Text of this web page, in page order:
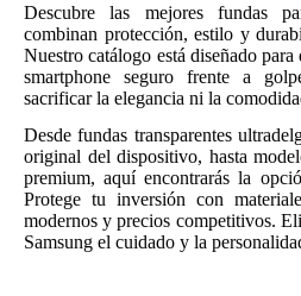
Descubre las mejores fundas
combinan protección, estilo y
Nuestro catálogo está diseñado para
smartphone seguro frente a
sacrificar la elegancia ni la
Desde fundas transparentes
original del dispositivo, hasta
premium, aquí encontrarás la
Protege tu inversión con
modernos y precios competitivos.
Samsung el cuidado y la